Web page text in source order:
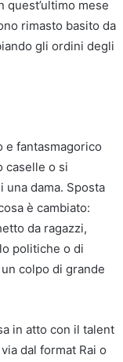
quest’ultimo mese
rimasto basito da
gli ordini degli
e fantasmagorico
caselle o si
una dama. Sposta
è cambiato:
da ragazzi,
politiche o di
colpo di grande
in atto con il talent
dal format Rai o